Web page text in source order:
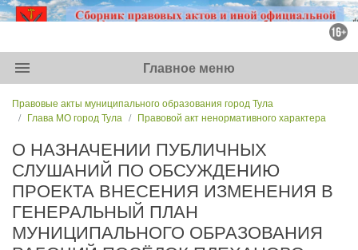
menu Главное меню
Правовые акты муниципального образования город Тула
Глава МО город Тула
Правовой акт ненормативного характера
О НАЗНАЧЕНИИ ПУБЛИЧНЫХ
СЛУШАНИЙ ПО ОБСУЖДЕНИЮ
ПРОЕКТА ВНЕСЕНИЯ ИЗМЕНЕНИЯ В
ГЕНЕРАЛЬНЫЙ ПЛАН
МУНИЦИПАЛЬНОГО ОБРАЗОВАНИЯ